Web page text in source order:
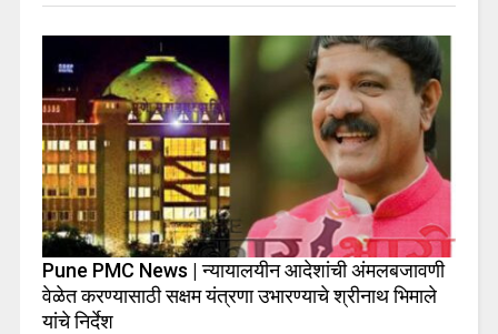
Pune PMC News | न्यायालयीन आदेशांची अंमलबजावणी
वेळेत करण्यासाठी सक्षम यंत्रणा उभारण्याचे श्रीनाथ भिमाले
यांचे निर्देश